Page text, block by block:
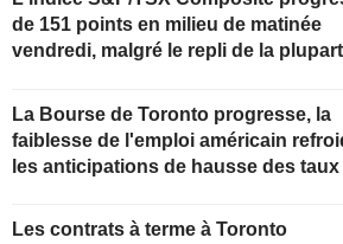
de 151 points en milieu de matinée
vendredi, malgré le repli de la plupart
La Bourse de Toronto progresse, la
faiblesse de l'emploi américain
les anticipations de hausse des taux
Les contrats à terme à Toronto